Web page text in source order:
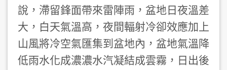
說，滯留鋒面帶來雷陣雨，盆地日夜溫差
大，白天氣溫高，夜間輻射冷卻效應加上
山風將冷空氣匯集到盆地內，盆地氣溫降
低雨水化成濃濃水汽凝結成雲霧，日出後